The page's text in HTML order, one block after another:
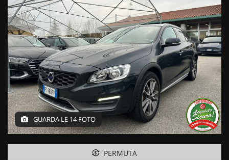
GUARDA LE 14 FOTO
PERMUTA